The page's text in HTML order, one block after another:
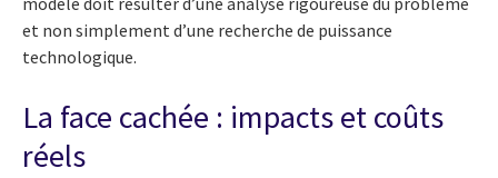
et non simplement d’une recherche de puissance
technologique.
La face cachée : impacts et coûts
réels